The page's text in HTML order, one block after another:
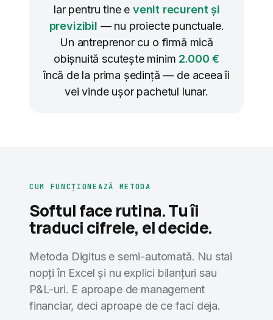
Iar pentru tine e venit recurent și
previzibil — nu proiecte punctuale.
Un antreprenor cu o firmă mică
obișnuită scutește minim 2.000 €
încă de la prima ședință — de aceea îi
vei vinde ușor pachetul lunar.
CUM FUNCȚIONEAZĂ METODA
Softul face rutina. Tu îi
traduci cifrele, el decide.
Metoda Digitus e semi-automată. Nu stai
nopți în Excel și nu explici bilanțuri sau
P&L-uri. E aproape de management
financiar, deci aproape de ce faci deja.